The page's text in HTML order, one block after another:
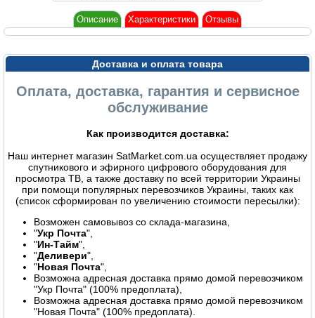
Описание Характеристики Отзывы
Доставка и оплата товара
Оплата, доставка, гарантия и сервисное
обслуживание
Как производится доставка:
Наш интернет магазин SatMarket.com.ua осуществляет продажу
спутникового и эфирного цифрового оборудования для
просмотра ТВ, а также доставку по всей территории Украины
при помощи популярных перевозчиков Украины, таких как
(список сформирован по увеличению стоимости пересылки):
Возможен самовывоз со склада-магазина,
"Укр Почта",
"Ин-Тайм",
"Деливери",
"Новая Почта",
Возможна адресная доставка прямо домой перевозчиком
"Укр Почта" (100% предоплата),
Возможна адресная доставка прямо домой перевозчиком
"Новая Почта" (100% предоплата).